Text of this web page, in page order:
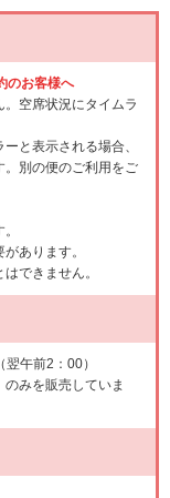
のお客様へ
。空席状況にタイムラ
と表示される場合、
。別の便のご利用をご
あります。
できません。
午前2：00）
みを販売していま